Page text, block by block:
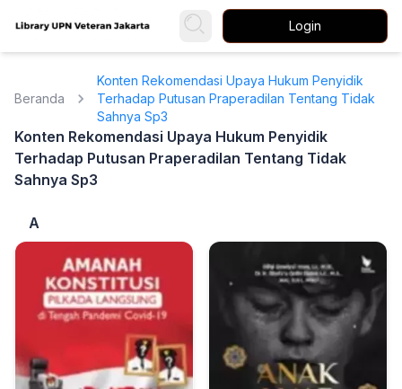
Login
Beranda
Konten Rekomendasi Upaya Hukum Penyidik
Terhadap Putusan Praperadilan Tentang Tidak
Sahnya Sp3
Konten Rekomendasi Upaya Hukum Penyidik
Terhadap Putusan Praperadilan Tentang Tidak
Sahnya Sp3
A